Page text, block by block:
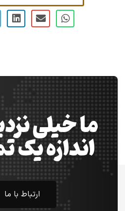
ما خیلی
اندازه
ارتباط با ما